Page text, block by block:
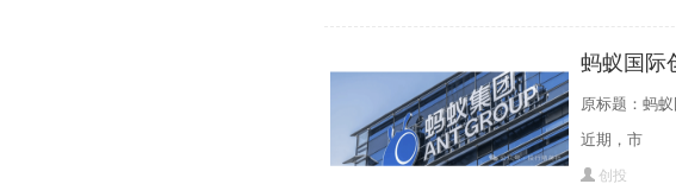
蚂蚁国际
原标题：蚂
近期，市
创投